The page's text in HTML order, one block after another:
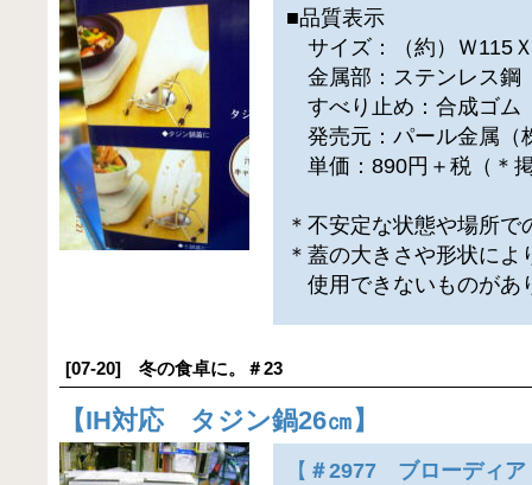
■品質表示
サイズ：（約）Ｗ115
金属部：ステンレス鋼
すべり止め：合成ゴム
発売元：パール金属（
単価：890円＋税（＊
＊不安定な状態や場所
＊蓋の大きさや形状によ
使用できないものがあ
[07-20] 冬の食卓に。＃23
【IH対応 タジン鍋26㎝ 】
【 ＃2977 ブローディア